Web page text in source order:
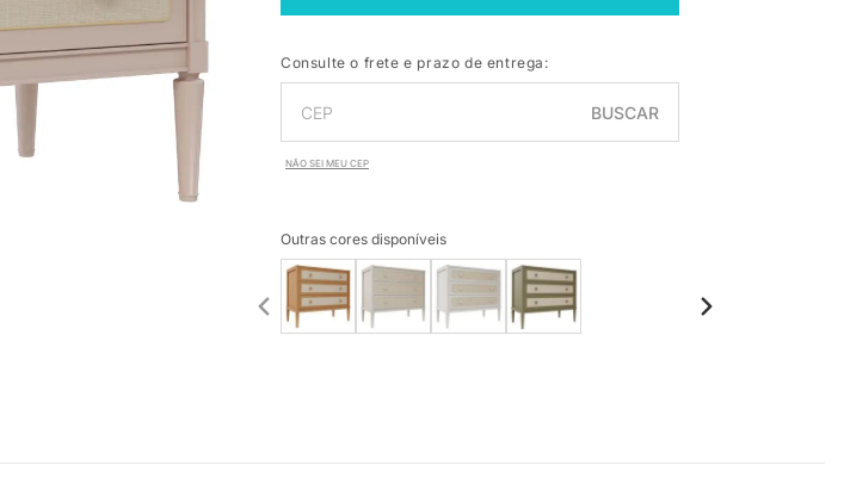
Consulte o frete e prazo de entrega:
BUSCAR
NÃO SEI MEU CEP
Outras cores disponíveis